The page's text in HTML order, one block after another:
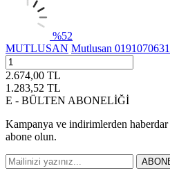
%52
MUTLUSAN Mutlusan
2.674,00 TL
1.283,52 TL
E - BÜLTEN ABONELİĞİ
Kampanya ve indirimlerden
abone olun.